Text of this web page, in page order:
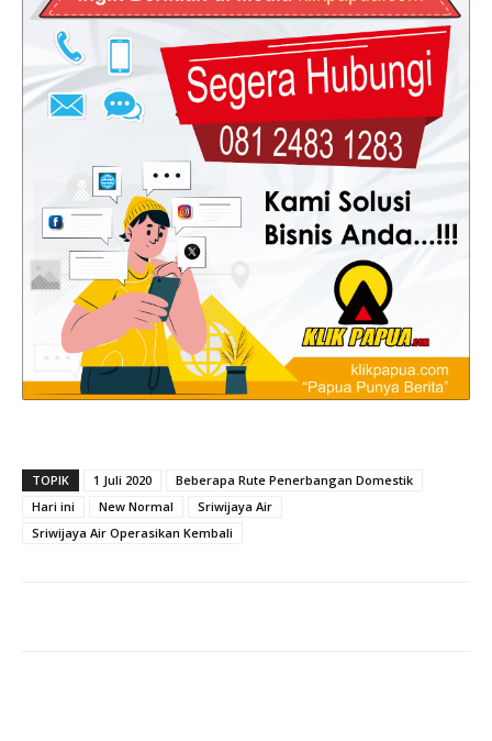
TOPIK 1 Juli 2020
Beberapa Rute Penerbangan Domestik
Hari ini
New Normal
Sriwijaya Air
Sriwijaya Air Operasikan Kembali